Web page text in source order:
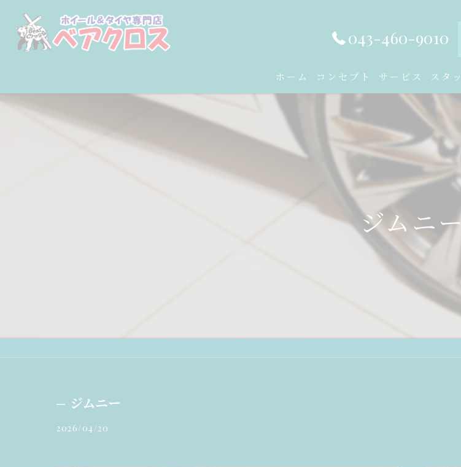
043-460-9010
ホーム コンセプト サービス スタ
ジムニ
ジムニー
2026/04/20